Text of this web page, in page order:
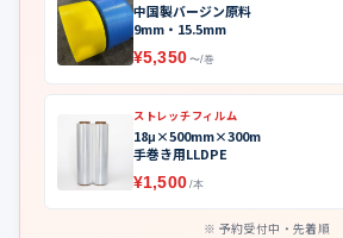
中国製バージン原料
9mm・15.5mm
¥5,350 〜/巻
ストレッチフィルム
18μ×500mm×300m
手巻き用LLDPE
¥1,500 /本
予約受付中・先着順